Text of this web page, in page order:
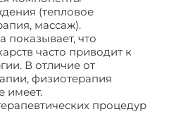
(тепловое
массаж).
показывает, что
часто приводит к
В отличие от
физиотерапия
имеет.
процедур